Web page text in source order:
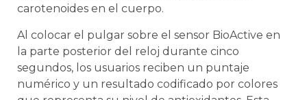
carotenoides en el cuerpo.
Al colocar el pulgar sobre el sensor BioActive en
la parte posterior del reloj durante cinco
segundos, los usuarios reciben un puntaje
numérico y un resultado codificado por colores